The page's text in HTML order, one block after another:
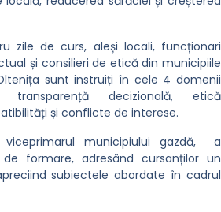
zile de curs, aleși locali, funcționari
și consilieri de etică din municipiile
sunt instruiți în cele 4 domenii
decizională, etică
și conflicte de interese.
viceprimarul municipiului gazdă, a
formare, adresând cursanților un
subiectele abordate în cadrul